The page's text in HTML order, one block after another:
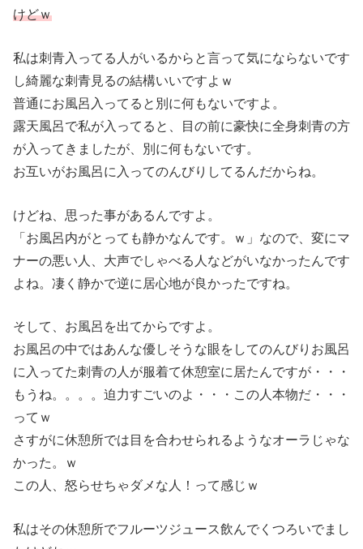
けどｗ
私は刺青入ってる人がいるからと言って気にならないです
し綺麗な刺青見るの結構いいですよｗ
普通にお風呂入ってると別に何もないですよ。
露天風呂で私が入ってると、目の前に豪快に全身刺青の方
が入ってきましたが、別に何もないです。
お互いがお風呂に入ってのんびりしてるんだからね。
けどね、思った事があるんですよ。
「お風呂内がとっても静かなんです。ｗ」なので、変にマ
ナーの悪い人、大声でしゃべる人などがいなかったんです
よね。凄く静かで逆に居心地が良かったですね。
そして、お風呂を出てからですよ。
お風呂の中ではあんな優しそうな眼をしてのんびりお風呂
に入ってた刺青の人が服着て休憩室に居たんですが・・・
もうね。。。。迫力すごいのよ・・・この人本物だ・・・
ってｗ
さすがに休憩所では目を合わせられるようなオーラじゃな
かった。ｗ
この人、怒らせちゃダメな人！って感じｗ
私はその休憩所でフルーツジュース飲んでくつろいでまし